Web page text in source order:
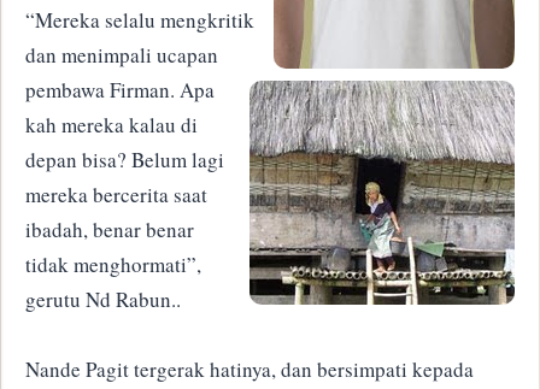
“Mereka selalu mengkritik
dan menimpali ucapan
pembawa Firman. Apa
kah mereka kalau di
depan bisa? Belum lagi
mereka bercerita saat
ibadah, benar benar
tidak menghormati”,
gerutu Nd Rabun..
Nande Pagit tergerak hatinya, dan bersimpati kepada